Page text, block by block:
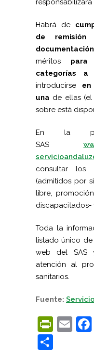
Habrá de
de remisión
documentación
méritos
categorías
introducirse
una de ellas
sobre está
En la
SAS
consultar los
(admitidos por
libre,
discapacitados-
Toda la
listado único
web del SAS
atención al
sanitarios.
Fuente: